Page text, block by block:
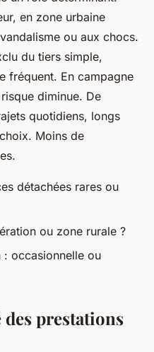
en zone urbaine
ou aux chocs.
du tiers simple,
fréquent. En campagne
diminue. De
quotidiens, longs
Moins de
détachées rares ou
ou zone rurale ?
: occasionnelle ou
prestations